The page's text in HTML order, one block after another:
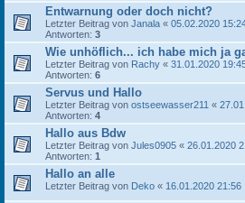
Entwarnung oder doch nicht?
Letzter Beitrag von Janala « 05.02.2020
Antworten: 3
Wie unhöflich... ich habe mich ja
Letzter Beitrag von Rachy « 31.01.2020
Antworten: 6
Servus und Hallo
Letzter Beitrag von ostseewasser211 «
Antworten: 4
Hallo aus Bdw
Letzter Beitrag von Jules0905 « 26.01.2020
Antworten: 1
Hallo an alle
Letzter Beitrag von Deko « 16.01.2020 21:56